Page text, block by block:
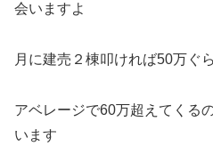
会いますよ
月に建売２棟叩ければ50万ぐ
アベレージで60万超えてくる
います